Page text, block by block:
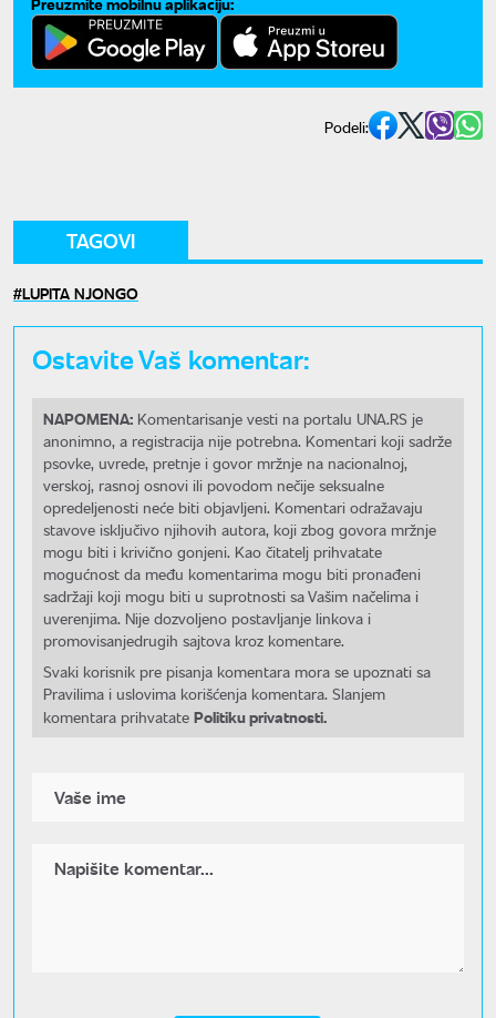
Podeli:
TAGOVI
LUPITA NJONGO
Ostavite Vaš komentar:
NAPOMENA: Komentarisanje vesti na portalu UNA.RS je
anonimno, a registracija nije potrebna. Komentari koji sadrže
psovke, uvrede, pretnje i govor mržnje na nacionalnoj,
verskoj, rasnoj osnovi ili povodom nečije seksualne
opredeljenosti neće biti objavljeni. Komentari odražavaju
stavove isključivo njihovih autora, koji zbog govora mržnje
mogu biti i krivično gonjeni. Kao čitatelj prihvatate
mogućnost da među komentarima mogu biti pronađeni
sadržaji koji mogu biti u suprotnosti sa Vašim načelima i
uverenjima. Nije dozvoljeno postavljanje linkova i
promovisanjedrugih sajtova kroz komentare.
Svaki korisnik pre pisanja komentara mora se upoznati sa
Pravilima i uslovima korišćenja komentara. Slanjem
komentara prihvatate Politiku privatnosti.